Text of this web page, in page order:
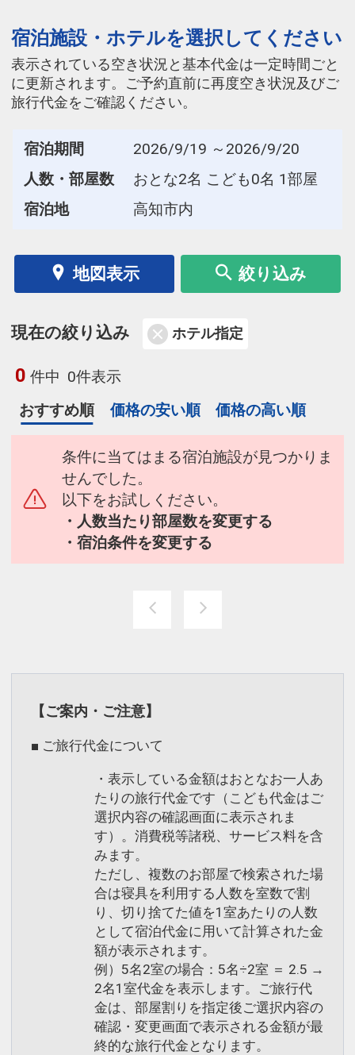
宿泊施設・ホテルを選択してください
表示されている空き状況と基本代金は一定時間ごと
に更新されます。ご予約直前に再度空き状況及びご
旅行代金をご確認ください。
宿泊期間
2026/9/19 ～2026/9/20
人数・部屋数
おとな2名 こども0名 1部屋
宿泊地
高知市内
地図表示 絞り込み
現在の絞り込み ホテル指定
0 件中 0件表示
おすすめ順
価格の安い順 価格の高い順
条件に当てはまる宿泊施設が見つかりま
せんでした。
以下をお試しください。
・人数当たり部屋数を変更する
・宿泊条件を変更する
【ご案内・ご注意】
■ ご旅行代金について
・表示している金額はおとなお一人あ
たりの旅行代金です（こども代金はご
選択内容の確認画面に表示されま
す）。消費税等諸税、サービス料を含
みます。
ただし、複数のお部屋で検索された場
合は寝具を利用する人数を室数で割
り、切り捨てた値を1室あたりの人数
として宿泊代金に用いて計算された金
額が表示されます。
例）5名2室の場合：5名÷2室 ＝ 2.5 →
2名1室代金を表示します。ご旅行代
金は、部屋割りを指定後ご選択内容の
確認・変更画面で表示される金額が最
終的な旅行代金となります。